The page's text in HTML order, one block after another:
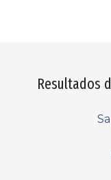
Resultados